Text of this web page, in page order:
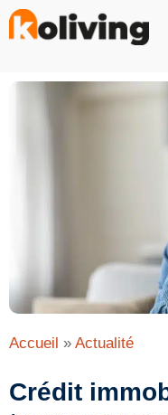
Aller
Accueil » Actualité
Crédit